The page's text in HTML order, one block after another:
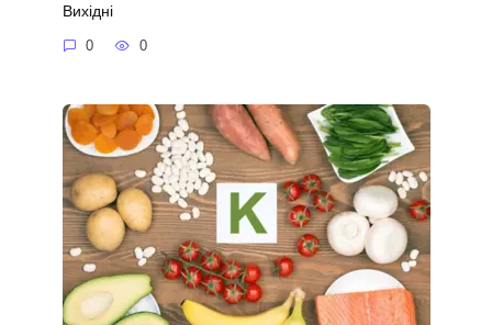
Вихідні
0 0